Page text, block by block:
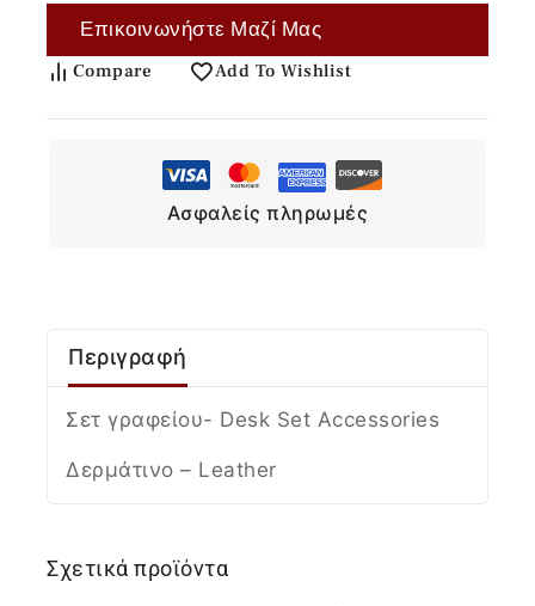
Επικοινωνήστε Μαζί Μας
Compare Add To Wishlist
Ασφαλείς πληρωμές
Περιγραφή
Σετ γραφείου- Desk Set Accessories
Δερμάτινο – Leather
Σχετικά προϊόντα